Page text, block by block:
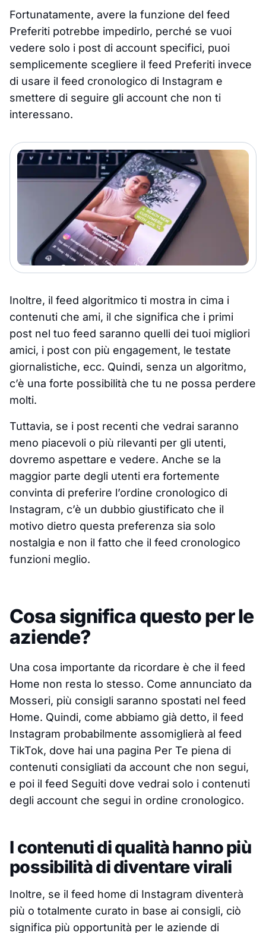
Fortunatamente, avere la funzione del feed
Preferiti potrebbe impedirlo, perché se vuoi
vedere solo i post di account specifici, puoi
semplicemente scegliere il feed Preferiti invece
di usare il feed cronologico di Instagram e
smettere di seguire gli account che non ti
interessano.
Inoltre, il feed algoritmico ti mostra in cima i
contenuti che ami, il che significa che i primi
post nel tuo feed saranno quelli dei tuoi migliori
amici, i post con più engagement, le testate
giornalistiche, ecc. Quindi, senza un algoritmo,
c’è una forte possibilità che tu ne possa perdere
molti.
Tuttavia, se i post recenti che vedrai saranno
meno piacevoli o più rilevanti per gli utenti,
dovremo aspettare e vedere. Anche se la
maggior parte degli utenti era fortemente
convinta di preferire l’ordine cronologico di
Instagram, c’è un dubbio giustificato che il
motivo dietro questa preferenza sia solo
nostalgia e non il fatto che il feed cronologico
funzioni meglio.
Cosa significa questo per le
aziende?
Una cosa importante da ricordare è che il feed
Home non resta lo stesso. Come annunciato da
Mosseri, più consigli saranno spostati nel feed
Home. Quindi, come abbiamo già detto, il feed
Instagram probabilmente assomiglierà al feed
TikTok, dove hai una pagina Per Te piena di
contenuti consigliati da account che non segui,
e poi il feed Seguiti dove vedrai solo i contenuti
degli account che segui in ordine cronologico.
I contenuti di qualità hanno più
possibilità di diventare virali
Inoltre, se il feed home di Instagram diventerà
più o totalmente curato in base ai consigli, ciò
significa più opportunità per le aziende di